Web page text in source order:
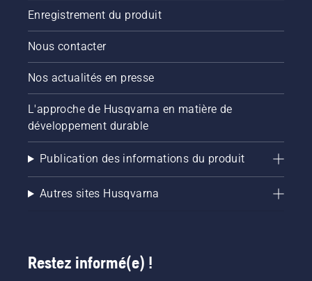
batterie
et
désactiver
le mode
savE.
Enregistrement du produit
Nous contacter
Nos actualités en presse
L'approche de Husqvarna en matière de
développement durable
Publication des informations du produit
Autres sites Husqvarna
Restez informé(e) !